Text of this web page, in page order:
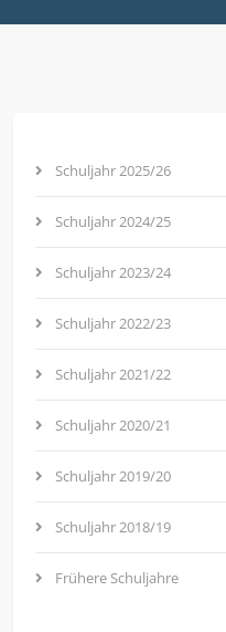
Schuljahr 2025/26
Schuljahr 2024/25
Schuljahr 2023/24
Schuljahr 2022/23
Schuljahr 2021/22
Schuljahr 2020/21
Schuljahr 2019/20
Schuljahr 2018/19
Frühere Schuljahre